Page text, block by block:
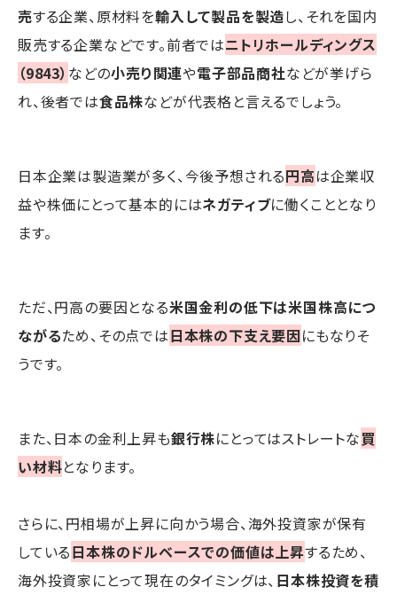
売する企業、原材料を輸入して製品を製造し、それを国内
販売する企業などです。前者ではニトリホールディングス
（9843） などの小売り関連や電子部品商社などが挙げら
れ、後者では食品株などが代表格と言えるでしょう。
日本企業は製造業が多く、今後予想される円高は企業収
益や株価にとって基本的にはネガティブに働くこととなり
ます。
ただ、円高の要因となる米国金利の低下は米国株高につ
ながるため、その点では日本株の下支え要因にもなりそ
うです。
また、日本の金利上昇も銀行株にとってはストレートな買
い材料となります。
さらに、円相場が上昇に向かう場合、海外投資家が保有
している日本株のドルベースでの価値は上昇するため、
海外投資家にとって現在のタイミングは、 日本株投資を積